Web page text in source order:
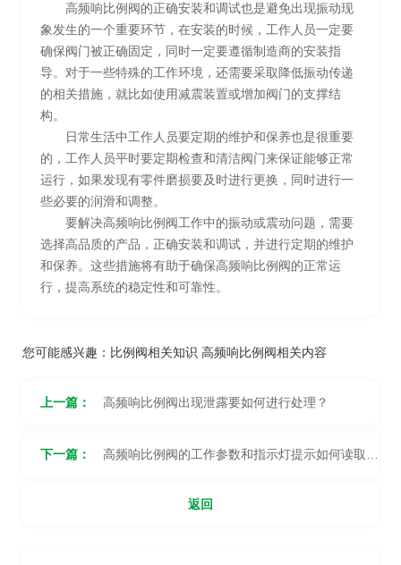
高频响比例阀的正确安装和调试也是避免出现振动现
象发生的一个重要环节，在安装的时候，工作人员一定要
确保阀门被正确固定，同时一定要遵循制造商的安装指
导。对于一些特殊的工作环境，还需要采取降低振动传递
的相关措施，就比如使用减震装置或增加阀门的支撑结
构。
日常生活中工作人员要定期的维护和保养也是很重要
的，工作人员平时要定期检查和清洁阀门来保证能够正常
运行，如果发现有零件磨损要及时进行更换，同时进行一
些必要的润滑和调整。
要解决高频响比例阀工作中的振动或震动问题，需要
选择高品质的产品，正确安装和调试，并进行定期的维护
和保养。这些措施将有助于确保高频响比例阀的正常运
行，提高系统的稳定性和可靠性。
您可能感兴趣： 比例阀相关知识 高频响比例阀相关内容
上一篇： 高频响比例阀出现泄露要如何进行处理？
下一篇： 高频响比例阀的工作参数和指示灯提示如何读取和
返回